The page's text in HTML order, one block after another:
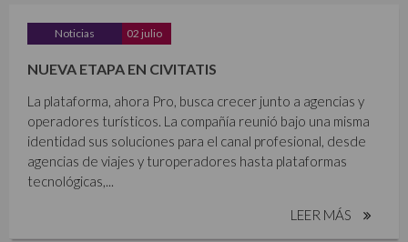
Noticias 02 julio
NUEVA ETAPA EN CIVITATIS
La plataforma, ahora Pro, busca crecer junto a agencias y
operadores turísticos. La compañía reunió bajo una misma
identidad sus soluciones para el canal profesional, desde
agencias de viajes y turoperadores hasta plataformas
tecnológicas,...
LEER MÁS